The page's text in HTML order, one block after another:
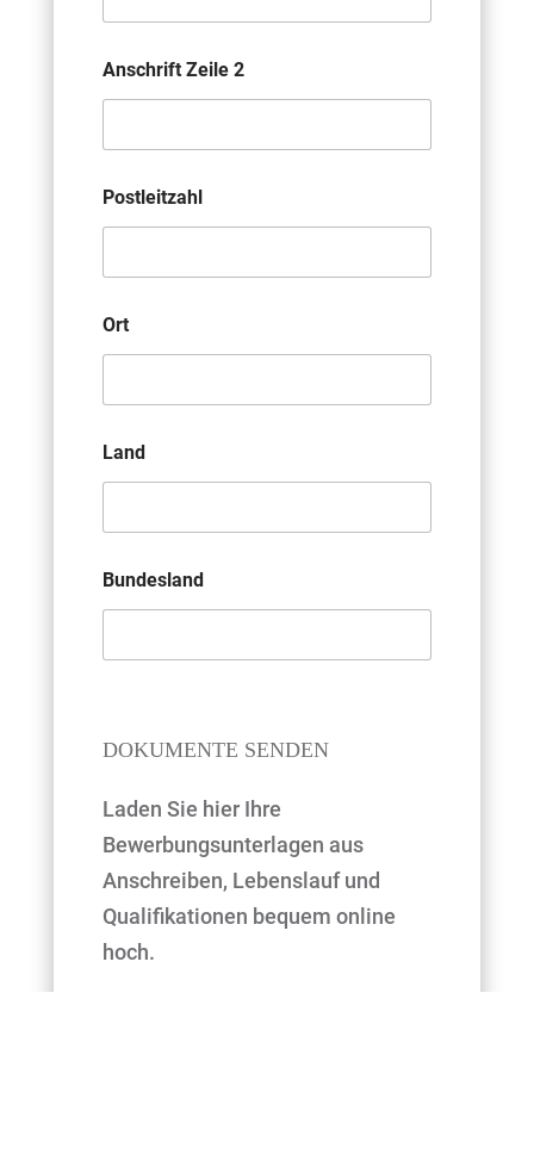
Anschrift Zeile 2
Postleitzahl
Ort
Land
Bundesland
DOKUMENTE SENDEN
Laden Sie hier Ihre
Bewerbungsunterlagen aus
Anschreiben, Lebenslauf und
Qualifikationen bequem online
hoch.